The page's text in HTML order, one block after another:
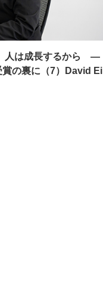
人は成長するから ―
の裏に（7）David Ei